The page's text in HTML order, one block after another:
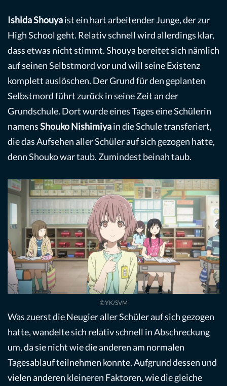
Ishida Shouyaist ein hart arbeitender Junge, der zur
High School geht. Relativ schnell wird allerdings klar,
dass etwas nicht stimmt. Shouya bereitet sich nämlich
auf seinen Selbstmord vor und will seine Existenz
komplett auslöschen. Der Grund für den geplanten
Selbstmord führt zurück in seine Zeit an der
Grundschule. Dort wurde eines Tages eine Schülerin
namensShouko Nishimiyain die Schule transferiert,
die das Aufsehen aller Schüler auf sich gezogen hatte,
denn Shouko war taub. Zumindest beinah taub.
©YK/SVM
Was zuerst die Neugier aller Schüler auf sich gezogen
hatte, wandelte sich relativ schnell in Abschreckung
um, da sie nicht wie die anderen am normalen
Tagesablauf teilnehmen konnte. Aufgrund dessen und
vielen anderen kleineren Faktoren, wie die gleiche